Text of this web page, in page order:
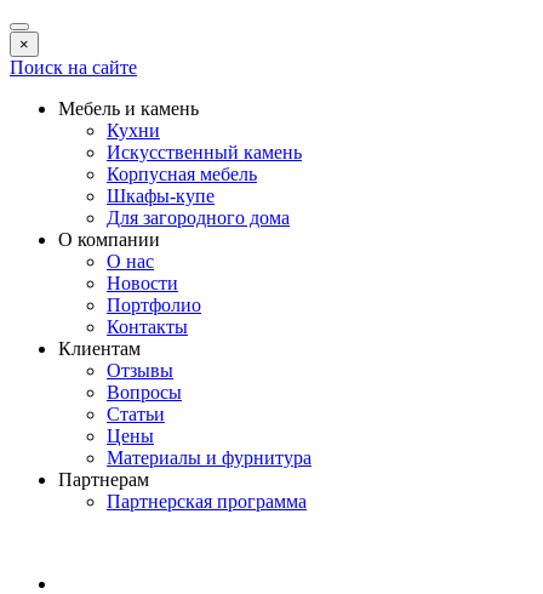
×
Поиск на сайте
Мебель и камень
Кухни
Искусственный камень
Корпусная мебель
Шкафы-купе
Для загородного дома
О компании
О нас
Новости
Портфолио
Контакты
Клиентам
Отзывы
Вопросы
Статьи
Цены
Материалы и фурнитура
Партнерам
Партнерская программа